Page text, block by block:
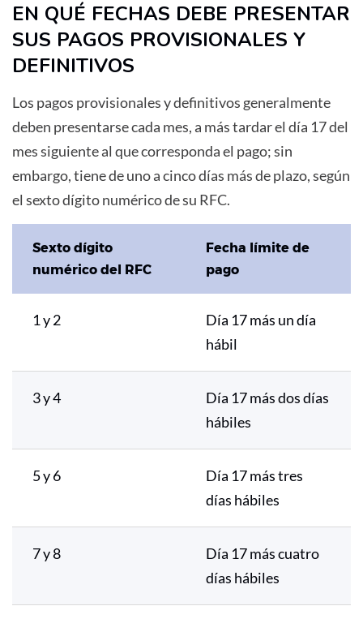
EN QUÉ FECHAS DEBE PRESENTAR
SUS PAGOS PROVISIONALES Y
DEFINITIVOS
Los pagos provisionales y definitivos generalmente
deben presentarse cada mes, a más tardar el día 17 del
mes siguiente al que corresponda el pago; sin
embargo, tiene de uno a cinco días más de plazo, según
el sexto dígito numérico de su RFC.
Sexto dígito
numérico del RFC
Fecha límite de
pago
1 y 2
Día 17 más un día
hábil
3 y 4
Día 17 más dos días
hábiles
5 y 6
Día 17 más tres
días hábiles
7 y 8
Día 17 más cuatro
días hábiles